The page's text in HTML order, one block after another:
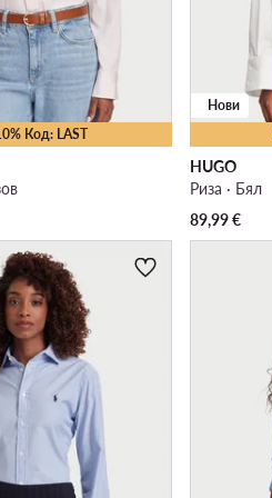
Код: LAST
Нови
HUGO
Риза · Бял
89,99€